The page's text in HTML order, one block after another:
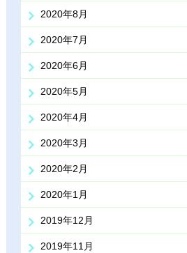
2020年8月
2020年7月
2020年6月
2020年5月
2020年4月
2020年3月
2020年2月
2020年1月
2019年12月
2019年11月